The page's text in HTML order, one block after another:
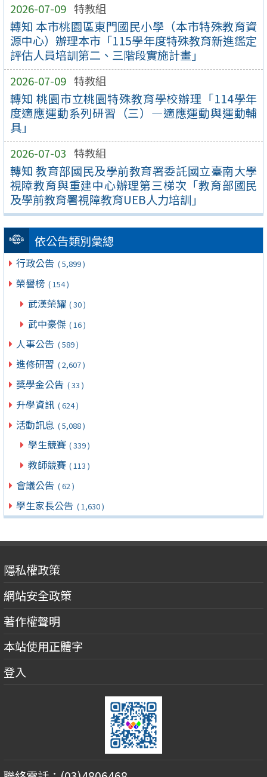
2026-07-09 特教組
轉知 本市桃園區東門國民小學（本市特殊教育資
源中心）辦理本市「115學年度特殊教育新進鑑定
評估人員培訓第二、三階段實施計畫」
2026-07-09 特教組
轉知 桃園市立桃園特殊教育學校辦理「114學年
度適應運動系列研習（三）—適應運動與運動輔
具」
2026-07-03 特教組
轉知 教育部國民及學前教育署委託國立臺南大學
視障教育與重建中心辦理第三梯次「教育部國民
及學前教育署視障教育UEB人力培訓」
依公告類別彙總
行政公告 ( 5,899 )
榮譽榜 ( 154 )
武漢榮耀 ( 30 )
武中豪傑 ( 16 )
人事公告 ( 589 )
進修研習 ( 2,607 )
獎學金公告 ( 33 )
升學資訊 ( 624 )
活動訊息 ( 5,088 )
學生競賽 ( 339 )
教師競賽 ( 113 )
會議公告 ( 62 )
學生家長公告 ( 1,630 )
隱私權政策
網站安全政策
著作權聲明
本站使用正體字
登入